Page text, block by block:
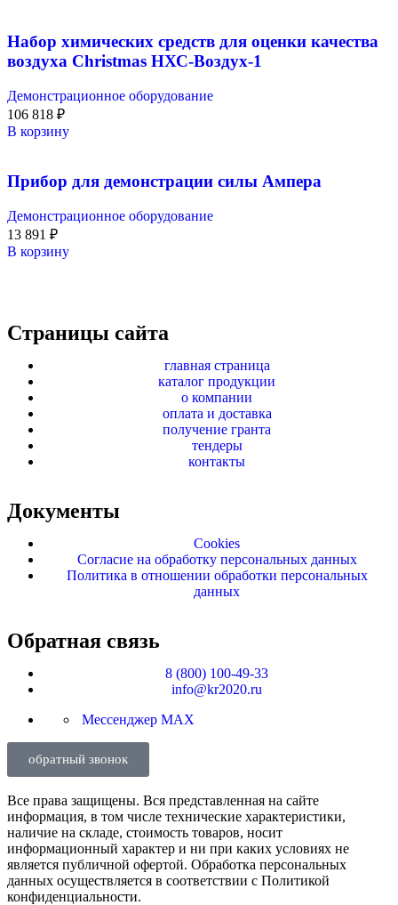
Набор химических средств для оценки качества
воздуха Christmas НХС-Воздух-1
Демонстрационное оборудование
106 818 ₽
В корзину
Прибор для демонстрации силы Ампера
Демонстрационное оборудование
13 891 ₽
В корзину
Страницы сайта
главная страница
каталог продукции
о компании
оплата и доставка
получение гранта
тендеры
контакты
Документы
Cookies
Согласие на обработку персональных данных
Политика в отношении обработки персональных
данных
Обратная связь
8 (800) 100-49-33
info@kr2020.ru
Мессенджер MAX
обратный звонок
Все права защищены. Вся представленная на сайте
информация, в том числе технические характеристики,
наличие на складе, стоимость товаров, носит
информационный характер и ни при каких условиях не
является публичной офертой. Обработка персональных
данных осуществляется в соответствии с Политикой
конфиденциальности.